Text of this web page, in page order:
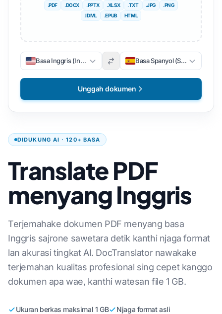
DIDUKUNG AI · 120+ BASA
Translate PDF
menyang Inggris
Terjemahake dokumen PDF menyang basa
Inggris sajrone sawetara detik kanthi njaga format
lan akurasi tingkat AI. DocTranslator nawakake
terjemahan kualitas profesional sing cepet kanggo
dokumen apa wae, kanthi watesan file 1 GB.
Ukuran berkas maksimal 1 GB Njaga format asli
.PDF .DOCX .PPTX .XLSX .TXT .JPG
.PNG
.IDML
.EPUB HTML
Basa Inggris (Inggris) Basa Spanyol (Spanyol)
Unggah dokumen